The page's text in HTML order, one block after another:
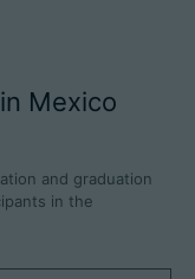
Mexico
and graduation
in the